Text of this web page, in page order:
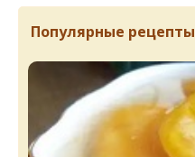
Популярные рецепты